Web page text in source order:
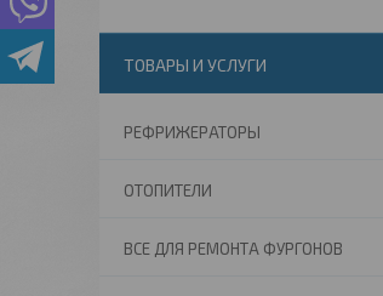
ТОВАРЫ И УСЛУГИ
РЕФРИЖЕРАТОРЫ
ОТОПИТЕЛИ
ВСЕ ДЛЯ РЕМОНТА ФУРГОНОВ